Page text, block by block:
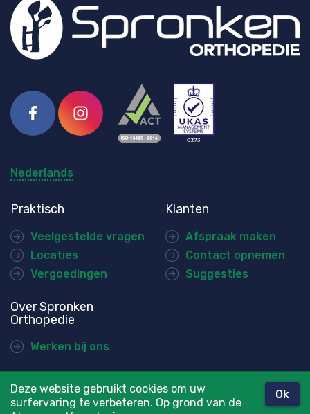
Facebook
Instagram
Nederlands
Praktisch
Veelgestelde vragen
Locaties
Vergoedingen
Klanten
Afspraak maken
Contact opnemen
Suggesties
Over Spronken
Orthopedie
Werken bij ons
© Spronken Orthopedie
Deze website gebruikt cookies om uw
surfervaring te verbeteren. Op grond van de
Ok